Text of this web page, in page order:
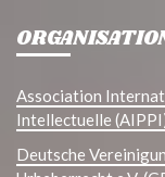
Association
Intellectuelle
Deutsche